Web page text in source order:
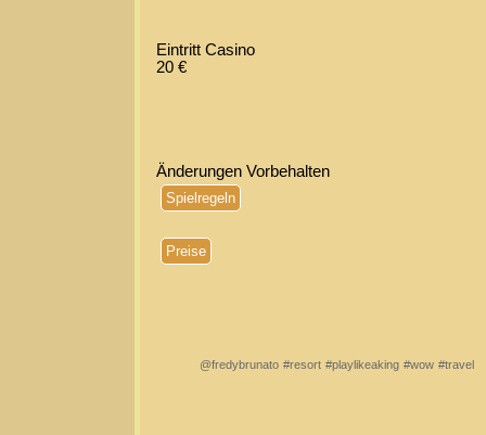
Eintritt Casino
20 €
Änderungen Vorbehalten
Spielregeln
Preise
@fredybrunato #resort #playlikeaking #wow #travel